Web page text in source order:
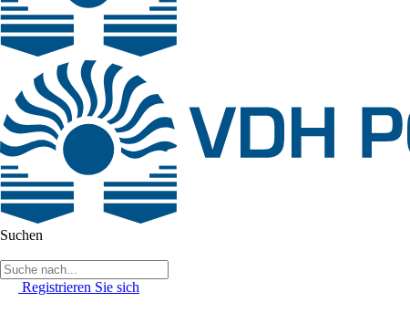
Suchen
Registrieren Sie sich